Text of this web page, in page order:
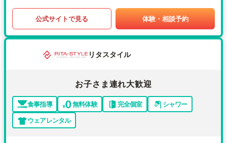
公式サイトで見る 体験・相談予約
リタスタイル
お子さま連れ大歓迎
食事指導 無料体験 完全個室
シャワー
ウェアレンタル